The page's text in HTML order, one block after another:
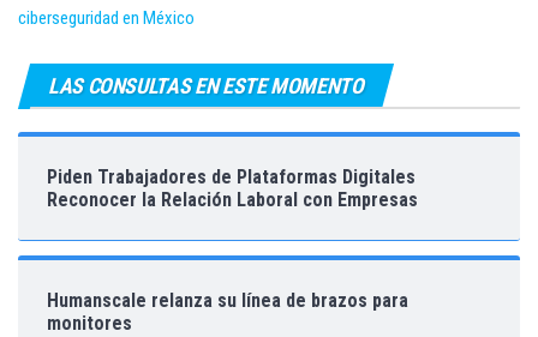
ciberseguridad en México
LAS CONSULTAS EN ESTE MOMENTO
Piden Trabajadores de Plataformas Digitales
Reconocer la Relación Laboral con Empresas
Humanscale relanza su línea de brazos para
monitores